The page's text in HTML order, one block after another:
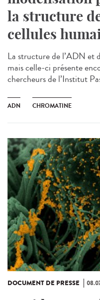
la structure
cellules
La structure de l’ADN et
mais celle-ci présente
chercheurs de l’Institut
ADN CHROMATINE
DOCUMENT DE PRESSE